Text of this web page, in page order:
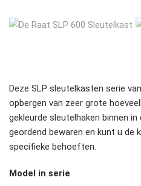
Deze SLP sleutelkasten serie
opbergen van zeer grote
gekleurde sleutelhaken binnen
geordend bewaren en kunt u de
specifieke behoeften.
Model in serie